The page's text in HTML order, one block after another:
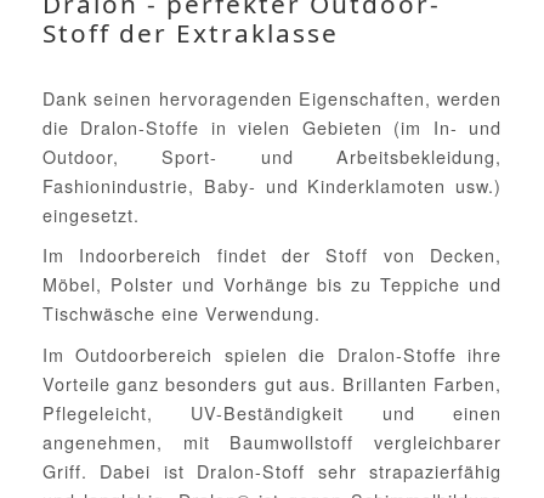
Stoff der Extraklasse
Dank seinen hervoragenden Eigenschaften, werden
die Dralon-Stoffe in vielen Gebieten (im In- und
Outdoor, Sport- und Arbeitsbekleidung,
Fashionindustrie, Baby- und Kinderklamoten usw.)
eingesetzt.
Im Indoorbereich findet der Stoff von Decken,
Möbel, Polster und Vorhänge bis zu Teppiche und
Tischwäsche eine Verwendung.
Im Outdoorbereich spielen die Dralon-Stoffe ihre
Vorteile ganz besonders gut aus. Brillanten Farben,
Pflegeleicht, UV-Beständigkeit und einen
angenehmen, mit Baumwollstoff vergleichbarer
Griff. Dabei ist Dralon-Stoff sehr strapazierfähig